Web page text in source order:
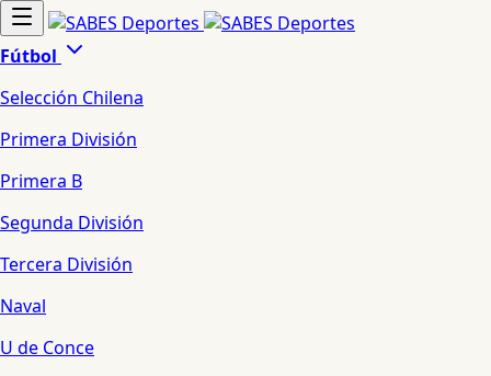
Fútbol
Selección Chilena
Primera División
Primera B
Segunda División
Tercera División
Naval
U de Conce